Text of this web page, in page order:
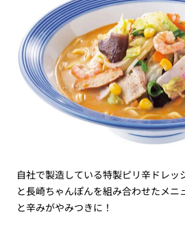
自社で製造している特製ピリ辛ドレッ
と長崎ちゃんぽんを組み合わせたメニ
と辛みがやみつきに！